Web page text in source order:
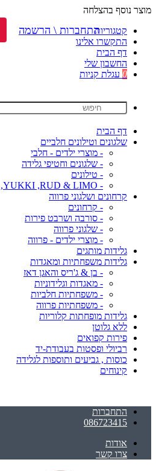
מוצר נוסף בהצלחה
קטגוריות
התקשרו אלינו
דף הבית
החשבון שלי
0 עגלת קניות
דף הבית
שלגונים וטילונים חלביים
- מוצרי ילדים - חלבי
- שלגונים וחטיפי גלידה
- טילונים
- SVALYA ,YUKKI ,RUD & LIMO
קרחונים ושלגוני פרווה
- קרחונים
- סורבה ושרבט פירות
- שלגוני פרווה
- מוצרי ילדים - פרווה
גלידות מותגים
גלידות משפחתיות ומאגדות
- בן & ג'ריס והאגן דאז
- מאגדות וגלידוניות
- משפחתיות חלביות
- משפחתיות פרווה
גלידות מופחתות קלוריות
ללא גלוטן
פירות קפואים
רביולי ופסטות בעבודת-יד
כוסות , גביעים ותוספות לגלידה
קינוחים
התחברות
086723415
אודות
צרו קשר
התחברות \ הרשמה